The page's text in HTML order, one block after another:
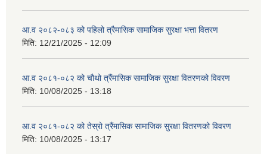
आ.व २०८२-०८३ को पहिलो त्रैमासिक सामाजिक सुरक्षा भत्ता वितरण
मिति: 12/21/2025 - 12:09
आ.व २०८१-०८२ को चौथो त्रैंमासिक सामाजिक सुरक्षा वितरणको विवरण
मिति: 10/08/2025 - 13:18
आ.व २०८१-०८२ को तेस्रो त्रैंमासिक सामाजिक सुरक्षा वितरणको विवरण
मिति: 10/08/2025 - 13:17